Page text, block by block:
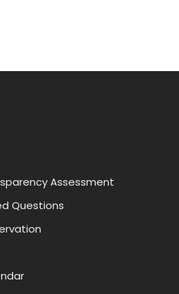
Assessment
Questions